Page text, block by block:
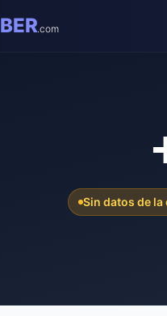
.com
Sin datos de